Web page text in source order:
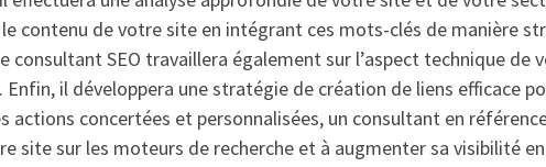
contenu de votre site en intégrant ces mots-clés de manière
SEO travaillera également sur l’aspect technique de
il développera une stratégie de création de liens efficace
actions concertées et personnalisées, un consultant en
site sur les moteurs de recherche et à augmenter sa visibilité